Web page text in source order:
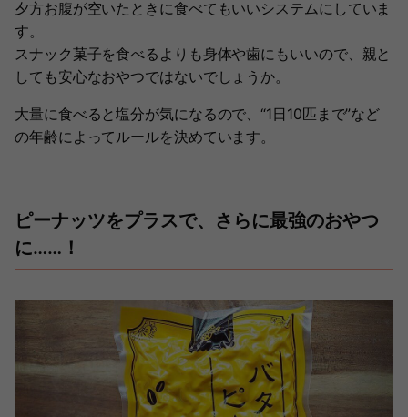
夕方お腹が空いたときに食べてもいいシステムにしていま
す。
スナック菓子を食べるよりも身体や歯にもいいので、親と
しても安心なおやつではないでしょうか。
大量に食べると塩分が気になるので、“1日10匹まで”など
の年齢によってルールを決めています。
ピーナッツをプラスで、さらに最強のおやつ
に……！